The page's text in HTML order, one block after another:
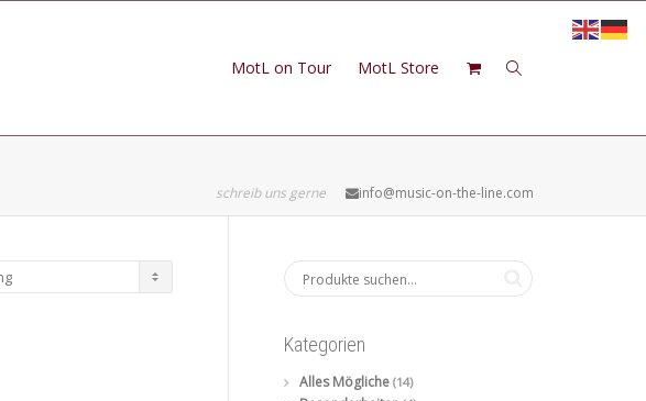
MotL on Tour MotL Store
schreib uns gerne info@music-on-the-line.com
Kategorien
Alles Mögliche (14)